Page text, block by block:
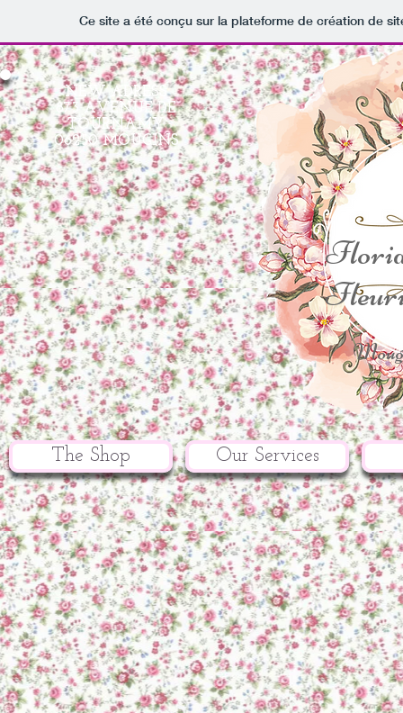
Ce site a été conçu sur la plateforme de création de
NEW ADRESS
873 AVENUE DE
TOURNAMY
06250 MOUGINS
The Shop Our Services